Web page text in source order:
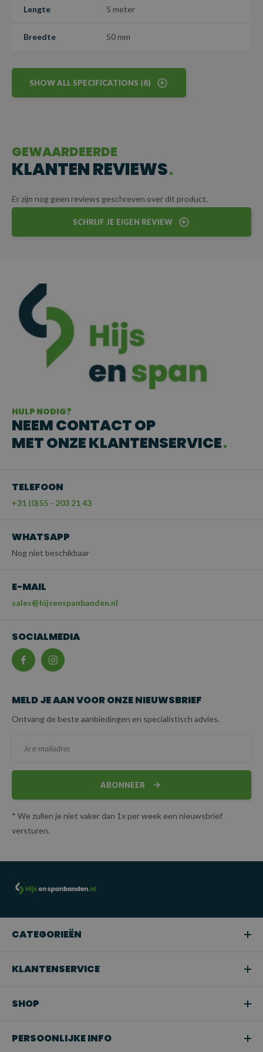
vaandel hebben.
Let op: Dit is een maatwerkartikel en kan niet worden
Lengte 5 meter
Breedte 50 mm
SHOW ALL SPECIFICATIONS (8)
GEWAARDEERDE
KLANTEN REVIEWS
Er zijn nog geen reviews geschreven over dit product.
SCHRIJF JE EIGEN REVIEW
HULP NODIG?
NEEM CONTACT OP
MET ONZE KLANTENSERVICE
TELEFOON
+31 (0)55 - 203 21 43
WHATSAPP
Nog niet beschikbaar
E-MAIL
sales@hijsenspanbanden.nl
SOCIALMEDIA
MELD JE AAN VOOR ONZE NIEUWSBRIEF
Ontvang de beste aanbiedingen en specialistisch advies.
ABONNEER
* We zullen je niet vaker dan 1x per week een nieuwsbrief
versturen.
CATEGORIEËN
KLANTENSERVICE
SHOP
PERSOONLIJKE INFO